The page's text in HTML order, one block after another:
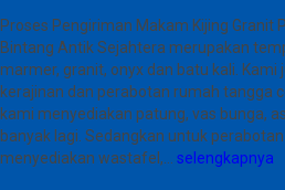
Proses Pengiriman Makam Kijing Granit
Bintang Antik Sejahtera merupakan
marmer, granit, onyx dan batu kali.
kerajinan dan perabotan rumah tangga
kami menyediakan patung, vas bunga,
banyak lagi. Sedangkan untuk
menyediakan wastafel,… selengkapnya